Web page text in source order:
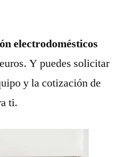
electrodomésticos
Y puedes solicitar
y la cotización de
ti.